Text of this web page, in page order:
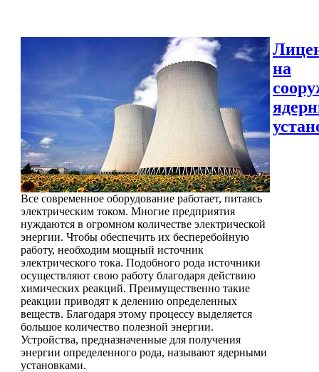
Все современное оборудование работает, питаясь
электрическим током. Многие предприятия
нуждаются в огромном количестве электрической
энергии. Чтобы обеспечить их бесперебойную
работу, необходим мощный источник
электрического тока. Подобного рода источники
осуществляют свою работу благодаря действию
химических реакций. Преимущественно такие
реакции приводят к делению определенных
веществ. Благодаря этому процессу выделяется
большое количество полезной энергии.
Устройства, предназначенные для получения
энергии определенного рода, называют ядерными
установками.
на